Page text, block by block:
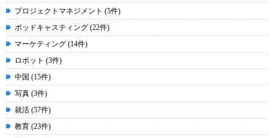
プロジェクトマネジメント (5件)
ポッドキャスティング (22件)
マーケティング (14件)
ロボット (3件)
中国 (15件)
写真 (3件)
就活 (57件)
教育 (23件)